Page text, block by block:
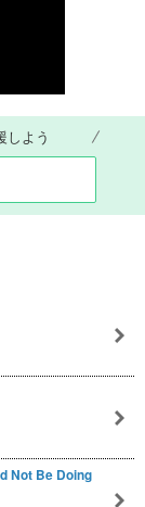
しよう
Not Be Doing